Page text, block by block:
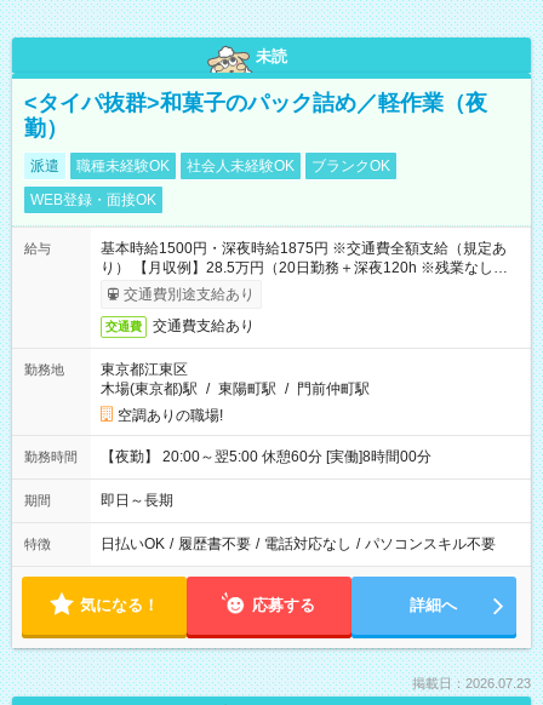
未読
<タイパ抜群>和菓子のパック詰め／軽作業（夜
勤）
派遣 職種未経験OK 社会人未経験OK
ブランクOK
WEB登録・面接OK
給与
基本時給1500円・深夜時給1875円 ※交通費全額支給（規定あ
り） 【月収例】28.5万円（20日勤務＋深夜120h ※残業なしの場
合）交通費別途支給あり
交通費 交通費支給あり
勤務地
東京都江東区
木場(東京都)駅 / 東陽町駅 / 門前仲町駅
空調ありの職場!
勤務時間 【夜勤】 20:00～翌5:00 休憩60分 [実働]8時間00分
期間 即日～長期
特徴 日払いOK / 履歴書不要 / 電話対応なし / パソコンスキル不要
気になる！ 応募する 詳細へ
掲載日：2026.07.23